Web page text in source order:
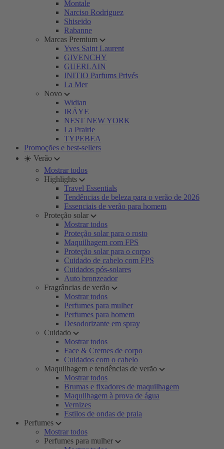
Montale
Narciso Rodriguez
Shiseido
Rabanne
Marcas Premium
Yves Saint Laurent
GIVENCHY
GUERLAIN
INITIO Parfums Privés
La Mer
Novo
Widian
IRÄYE
NEST NEW YORK
La Prairie
TYPEBEA
Promoções e best-sellers
☀️ Verão
Mostrar todos
Highlights
Travel Essentials
Tendências de beleza para o verão de 2026
Essenciais de verão para homem
Proteção solar
Mostrar todos
Proteção solar para o rosto
Maquilhagem com FPS
Proteção solar para o corpo
Cuidado de cabelo com FPS
Cuidados pós-solares
Auto bronzeador
Fragrâncias de verão
Mostrar todos
Perfumes para mulher
Perfumes para homem
Desodorizante em spray
Cuidado
Mostrar todos
Face & Cremes de corpo
Cuidados com o cabelo
Maquilhagem e tendências de verão
Mostrar todos
Brumas e fixadores de maquilhagem
Maquilhagem à prova de água
Vernizes
Estilos de ondas de praia
Perfumes
Mostrar todos
Perfumes para mulher